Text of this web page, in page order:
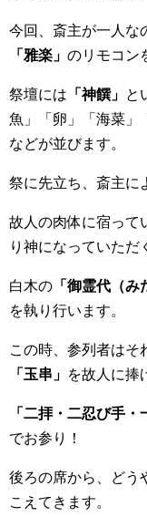
今回、斎主が一人な
「雅楽」 のリモコン
祭壇には 「神饌」 と
魚」「卵」「海菜」
などが並びます。
祭に先立ち、斎主に
故人の肉体に宿って
り神になっていただ
白木の 「御霊代（み
を執り行います。
この時、参列者はそ
「玉串」 を故人に捧
「二拝・二忍び手・
でお参り！
後ろの席から、どう
こえてきます。